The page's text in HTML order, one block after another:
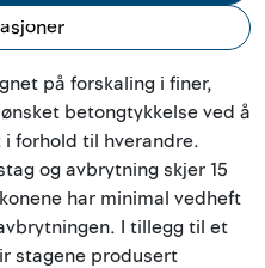
på forskaling i finer,
betongtykkelse ved å
forhold til hverandre.
og avbrytning skjer 15
har minimal vedheft
I tillegg til et
stagene produsert